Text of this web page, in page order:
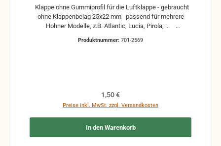
ohne Klappenbelag 25x22 mm passend für mehrere
Hohner Modelle, z.B. Atlantic, Lucia, Pirola, ...
Funktion nicht mehr gewährleistet werden und die
Produktnummer: 701-2569
Regulärer Preis:
1,50 €
Preise inkl. MwSt. zzgl. Versandkosten
In den Warenkorb